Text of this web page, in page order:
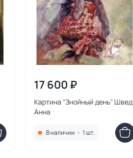
17 600 ₽
Картина "Знойный день" Швед
Анна
В наличии • 1 шт.